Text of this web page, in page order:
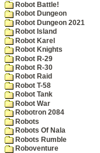
Robot Battle!
Robot Dungeon
Robot Dungeon 2021
Robot Island
Robot Karel
Robot Knights
Robot R-29
Robot R-30
Robot Raid
Robot T-58
Robot Tank
Robot War
Robotron 2084
Robots
Robots Of Nala
Robots Rumble
Roboventure